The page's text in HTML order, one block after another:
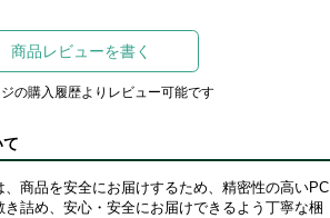
商品レビューを書く
の購入履歴よりレビュー可能です
商品を安全にお届けするため、精密性の高いPC
詰め、安心・安全にお届けできるよう丁寧な梱